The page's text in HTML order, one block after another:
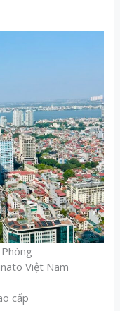
Việt Nam
cấp